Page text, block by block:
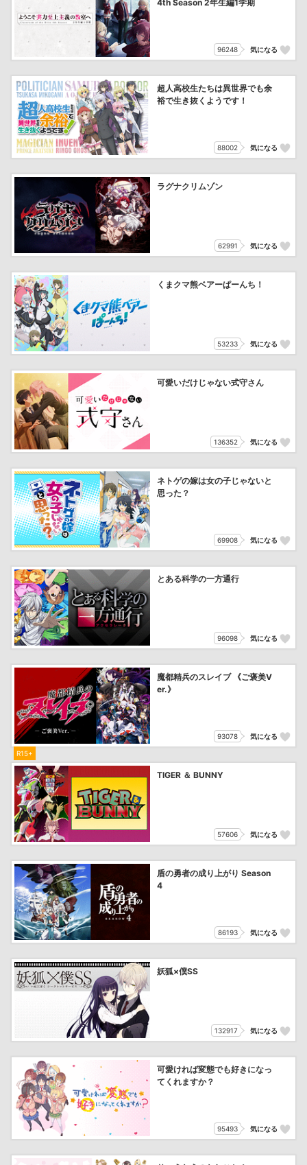
4th Season 2年生編1学期
96248 気になる
超人高校生たちは異世界でも余
裕で生き抜くようです！
88002 気になる
ラグナクリムゾン
62991 気になる
くまクマ熊ベアーぱーんち！
53233 気になる
可愛いだけじゃない式守さん
136352 気になる
ネトゲの嫁は女の子じゃないと
思った？
69908 気になる
とある科学の一方通行
96098 気になる
魔都精兵のスレイブ 《ご褒美V
er.》
93078 気になる
R15+
TIGER ＆ BUNNY
57606 気になる
盾の勇者の成り上がり Season
4
86193 気になる
妖狐×僕SS
132917 気になる
可愛ければ変態でも好きになっ
てくれますか？
95493 気になる